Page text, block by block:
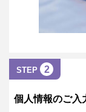
STEP 2
個人情報のご入